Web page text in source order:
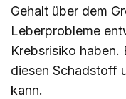
Gehalt über dem
Leberprobleme
Krebsrisiko haben.
diesen Schadstoff
kann.